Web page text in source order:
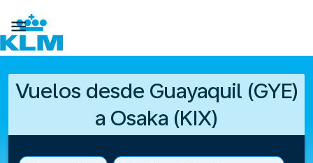

Vuelos desde Guayaquil (GYE)
a Osaka (KIX)